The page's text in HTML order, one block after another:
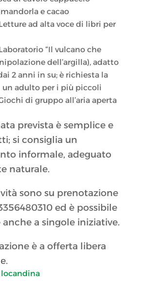
e cacao
ad alta voce di libri per
“Il vulcano che
dell’argilla), adatto
2 anni in su; è richiesta la
un adulto per i più piccoli
di gruppo all’aria aperta
prevista è semplice e
si consiglia un
informale, adeguato
naturale.
sono su prenotazione
ed è possibile
a singole iniziative.
è a offerta libera
locandina